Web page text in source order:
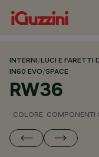
INTERNI/LUCI E FARETTI
IN60 EVO/SPACE
RW36
COLORE COMPONENTI